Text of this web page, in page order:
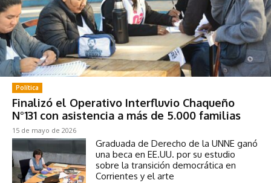
Política
Finalizó el Operativo Interfluvio Chaqueño
N°131 con asistencia a más de 5.000 familias
15 de mayo de 2026
Graduada de Derecho de la UNNE ganó
una beca en EE.UU. por su estudio
sobre la transición democrática en
Corrientes y el arte